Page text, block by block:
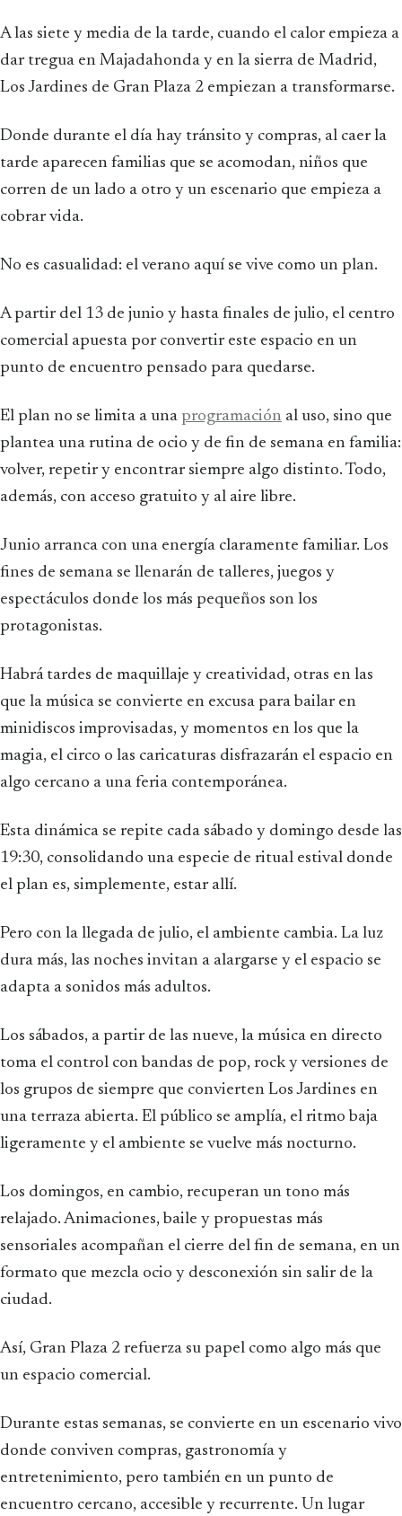
A las siete y media de la tarde, cuando el calor empieza a
dar tregua en Majadahonda y en la sierra de Madrid,
Los Jardines de Gran Plaza 2 empiezan a transformarse.
Donde durante el día hay tránsito y compras, al caer la
tarde aparecen familias que se acomodan, niños que
corren de un lado a otro y un escenario que empieza a
cobrar vida.
No es casualidad: el verano aquí se vive como un plan.
A partir del 13 de junio y hasta finales de julio, el centro
comercial apuesta por convertir este espacio en un
punto de encuentro pensado para quedarse.
El plan no se limita a una programación al uso, sino que
plantea una rutina de ocio y de fin de semana en familia:
volver, repetir y encontrar siempre algo distinto. Todo,
además, con acceso gratuito y al aire libre.
Junio arranca con una energía claramente familiar. Los
fines de semana se llenarán de talleres, juegos y
espectáculos donde los más pequeños son los
protagonistas.
Habrá tardes de maquillaje y creatividad, otras en las
que la música se convierte en excusa para bailar en
minidiscos improvisadas, y momentos en los que la
magia, el circo o las caricaturas disfrazarán el espacio en
algo cercano a una feria contemporánea.
Esta dinámica se repite cada sábado y domingo desde las
19:30, consolidando una especie de ritual estival donde
el plan es, simplemente, estar allí.
Pero con la llegada de julio, el ambiente cambia. La luz
dura más, las noches invitan a alargarse y el espacio se
adapta a sonidos más adultos.
Los sábados, a partir de las nueve, la música en directo
toma el control con bandas de pop, rock y versiones de
los grupos de siempre que convierten Los Jardines en
una terraza abierta. El público se amplía, el ritmo baja
ligeramente y el ambiente se vuelve más nocturno.
Los domingos, en cambio, recuperan un tono más
relajado. Animaciones, baile y propuestas más
sensoriales acompañan el cierre del fin de semana, en un
formato que mezcla ocio y desconexión sin salir de la
ciudad.
Así, Gran Plaza 2 refuerza su papel como algo más que
un espacio comercial.
Durante estas semanas, se convierte en un escenario vivo
donde conviven compras, gastronomía y
entretenimiento, pero también en un punto de
encuentro cercano, accesible y recurrente. Un lugar